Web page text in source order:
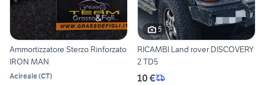
Ammortizzatore Sterzo Rinforzato
IRON MAN
Acireale(CT)
5
RICAMBI Land rover DISCOVERY
2 TD5
10 €